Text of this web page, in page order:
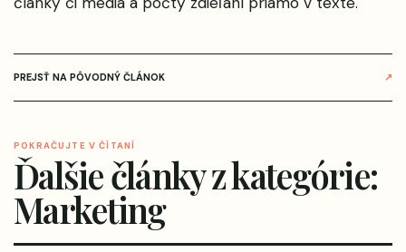
PREJSŤ NA PÔVODNÝ ČLÁNOK ↗
POKRAČUJTE V ČÍTANÍ
Ďalšie články z kategórie:
Marketing